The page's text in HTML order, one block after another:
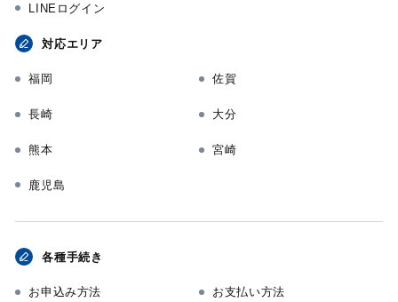
LINEログイン
対応エリア
福岡 佐賀
長崎 大分
熊本 宮崎
鹿児島
各種手続き
お申込み方法 お支払い方法